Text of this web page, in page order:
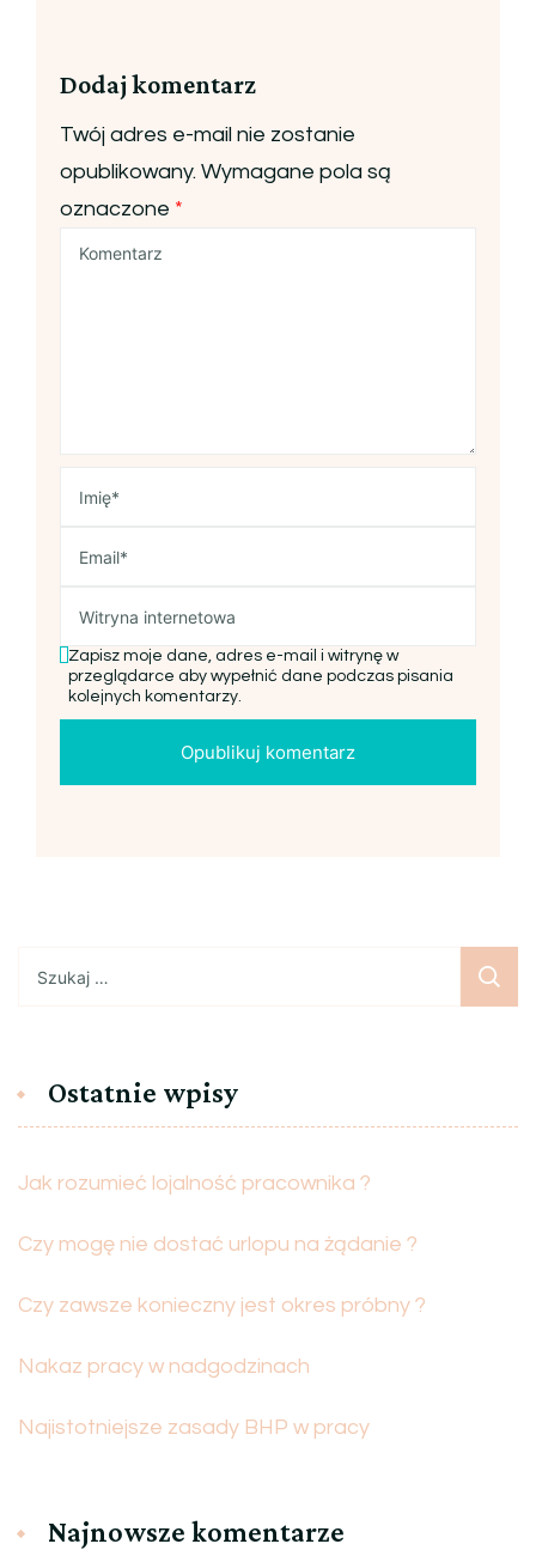
Dodaj komentarz
Twój adres e-mail nie zostanie
opublikowany. Wymagane pola są
oznaczone *
Zapisz moje dane, adres e-mail i witrynę w
przeglądarce aby wypełnić dane podczas pisania
kolejnych komentarzy.
Ostatnie wpisy
Jak rozumieć lojalność pracownika ?
Czy mogę nie dostać urlopu na żądanie ?
Czy zawsze konieczny jest okres próbny ?
Nakaz pracy w nadgodzinach
Najistotniejsze zasady BHP w pracy
Najnowsze komentarze